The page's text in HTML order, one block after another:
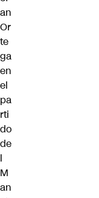
an
Or
te
ga
en
el
pa
rti
do
de
l
M
an